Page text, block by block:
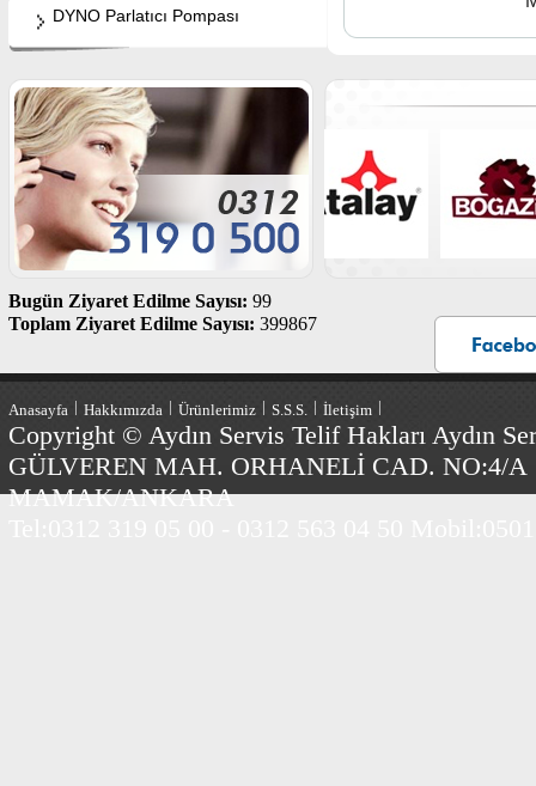
DYNO Parlatıcı Pompası
Bugün Ziyaret Edilme Sayısı: 99
Toplam Ziyaret Edilme Sayısı: 399867
Anasayfa | Hakkımızda | Ürünlerimiz | S.S.S. | İletişim |
Copyright © Aydın Servis Telif Hakları Aydın
GÜLVEREN MAH. ORHANELİ CAD. NO:4/A
MAMAK/ANKARA